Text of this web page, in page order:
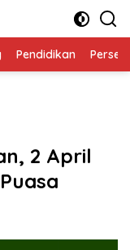
Pendidikan
2 April